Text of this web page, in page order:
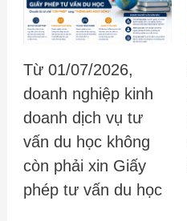
Từ 01/07/2026,
doanh nghiệp kinh
doanh dịch vụ tư
vấn du học không
còn phải xin Giấy
phép tư vấn du học